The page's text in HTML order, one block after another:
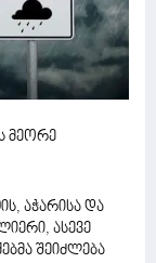
მეორე
აჭარისა და
ასევე
შეიძლება